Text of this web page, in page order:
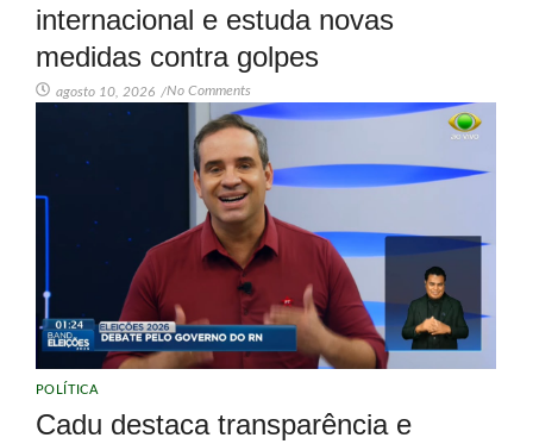
internacional e estuda novas
medidas contra golpes
agosto 10, 2026 /No Comments
POLÍTICA
Cadu destaca transparência e